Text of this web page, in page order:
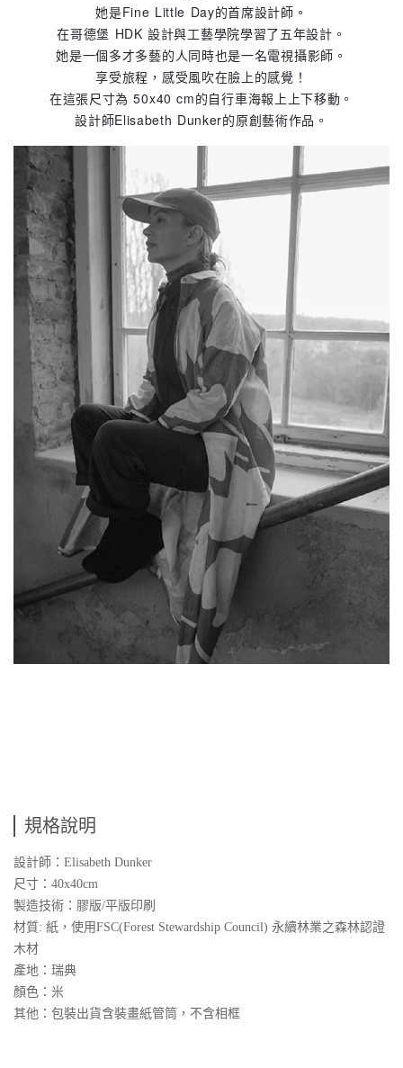
她是Fine Little Day的首席設計師。
在哥德堡 HDK 設計與工藝學院學習了五年設計。
她是一個多才多藝的人同時也是一名電視攝影師。
享受旅程，感受風吹在臉上的感覺！
在這張尺寸為 50x40 cm的自行車海報上上下移動。
設計師Elisabeth Dunker的原創藝術作品。
規格說明
設計師：Elisabeth Dunker
尺寸：40x40cm
製造技術：膠版/平版印刷
材質: 紙，使用FSC(Forest Stewardship Council) 永續林業之森林認證
木材
產地：瑞典
顏色：米
其他：包裝出貨含裝畫紙管筒，不含相框